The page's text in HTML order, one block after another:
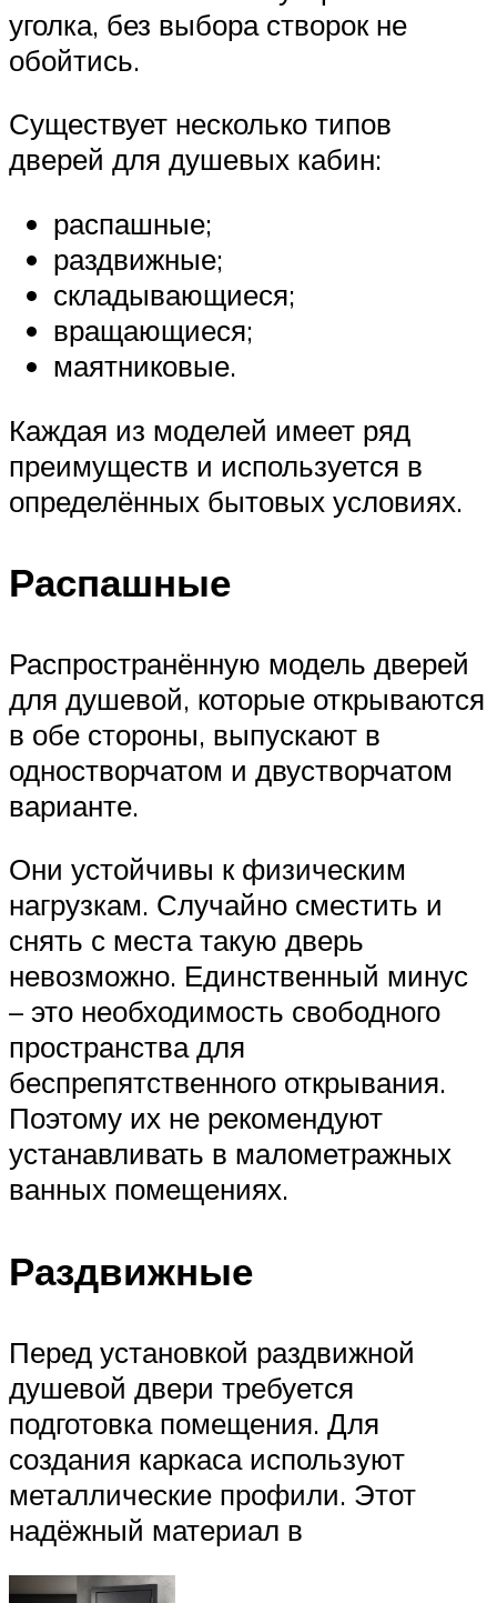
уголка, без выбора створок не
обойтись.
Существует несколько типов
дверей для душевых кабин:
распашные;
раздвижные;
складывающиеся;
вращающиеся;
маятниковые.
Каждая из моделей имеет ряд
преимуществ и используется в
определённых бытовых условиях.
Распашные
Распространённую модель дверей
для душевой, которые открываются
в обе стороны, выпускают в
одностворчатом и двустворчатом
варианте.
Они устойчивы к физическим
нагрузкам. Случайно сместить и
снять с места такую дверь
невозможно. Единственный минус
– это необходимость свободного
пространства для
беспрепятственного открывания.
Поэтому их не рекомендуют
устанавливать в малометражных
ванных помещениях.
Раздвижные
Перед установкой раздвижной
душевой двери требуется
подготовка помещения. Для
создания каркаса используют
металлические профили. Этот
надёжный материал в